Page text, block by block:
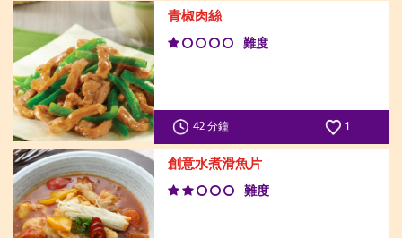
青椒肉絲
難度
42 分鐘 1
創意水煮滑魚片
難度